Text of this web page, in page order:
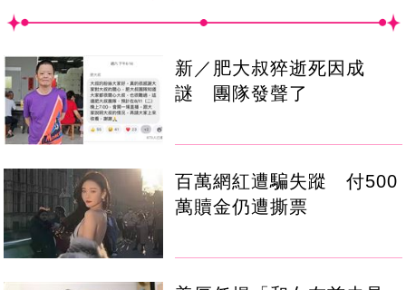
新／肥大叔猝逝死因成
謎 團隊發聲了
百萬網紅遭騙失蹤 付500
萬贖金仍遭撕票